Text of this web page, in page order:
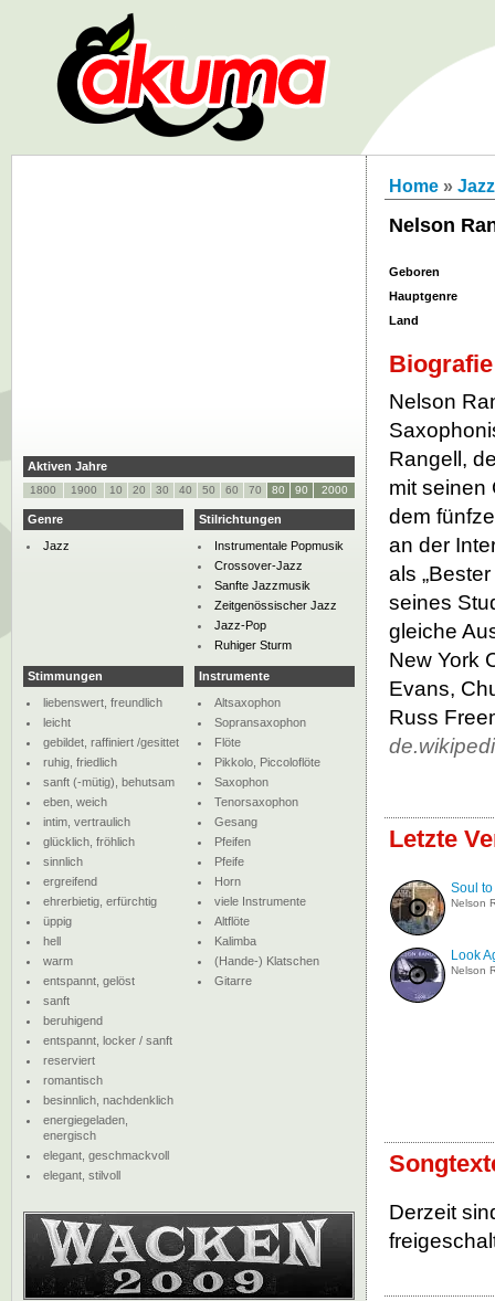
Home » Jazz
Nelson
Geboren
Hauptgenre
Land
Biografie
Nelson
Rangell,
mit seinen
dem
an der
als
seines
gleiche
New York
Evans,
Russ
Letzte
Soul
Nelson
Look
Nelson
Derzeit
Aktiven Jahre
1800 1900 10 20 30 40 50 60 70 80 90 2000
Genre
Jazz
Stilrichtungen
Instrumentale Popmusik
Crossover-Jazz
Sanfte Jazzmusik
Zeitgenössischer Jazz
Jazz-Pop
Ruhiger Sturm
Stimmungen
liebenswert, freundlich
leicht
gebildet, raffiniert /gesittet
ruhig, friedlich
sanft (-mütig), behutsam
eben, weich
intim, vertraulich
glücklich, fröhlich
sinnlich
ergreifend
ehrerbietig, erfürchtig
üppig
hell
warm
entspannt, gelöst
sanft
beruhigend
entspannt, locker / sanft
reserviert
romantisch
besinnlich, nachdenklich
energiegeladen,
energisch
elegant, geschmackvoll
elegant, stilvoll
Instrumente
Altsaxophon
Sopransaxophon
Flöte
Pikkolo, Piccoloflöte
Saxophon
Tenorsaxophon
Gesang
Pfeifen
Pfeife
Horn
viele Instrumente
Altflöte
Kalimba
(Hande-) Klatschen
Gitarre